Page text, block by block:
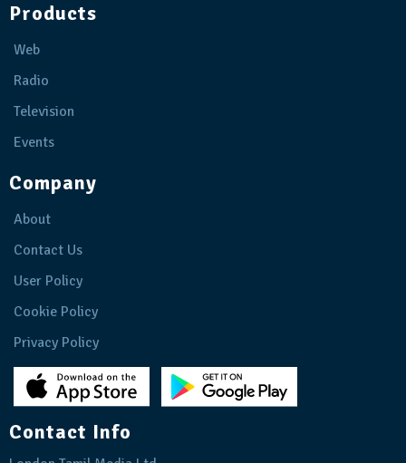
Products
Web
Radio
Television
Events
Company
About
Contact Us
User Policy
Cookie Policy
Privacy Policy
Contact Info